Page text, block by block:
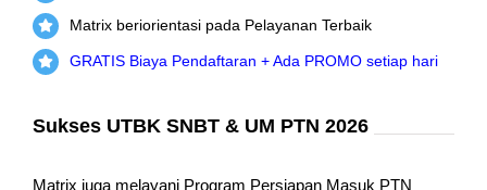
Matrix beriorientasi pada Pelayanan Terbaik
GRATIS Biaya Pendaftaran + Ada PROMO setiap hari
Sukses UTBK SNBT & UM PTN 2026
Matrix juga melayani Program Persiapan Masuk PTN